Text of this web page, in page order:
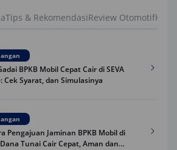
Tips & RekomendasiReview Otomotif
BPKB Mobil Cepat Cair di SEVA
Cek Syarat, dan Simulasinya
Pengajuan Jaminan BPKB Mobil di
Dana Tunai Cair Cepat, Aman dan